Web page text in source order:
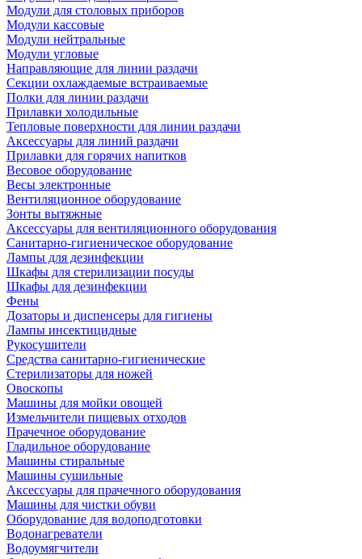
Модули для столовых приборов
Модули кассовые
Модули нейтральные
Модули угловые
Направляющие для линии раздачи
Секции охлаждаемые встраиваемые
Полки для линии раздачи
Прилавки холодильные
Тепловые поверхности для линии раздачи
Аксессуары для линий раздачи
Прилавки для горячих напитков
Весовое оборудование
Весы электронные
Вентиляционное оборудование
Зонты вытяжные
Аксессуары для вентиляционного оборудования
Санитарно-гигиеническое оборудование
Лампы для дезинфекции
Шкафы для стерилизации посуды
Шкафы для дезинфекции
Фены
Дозаторы и диспенсеры для гигиены
Лампы инсектицидные
Рукосушители
Средства санитарно-гигиенические
Стерилизаторы для ножей
Овоскопы
Машины для мойки овощей
Измельчители пищевых отходов
Прачечное оборудование
Гладильное оборудование
Машины стиральные
Машины сушильные
Аксессуары для прачечного оборудования
Машины для чистки обуви
Оборудование для водоподготовки
Водонагреватели
Водоумягчители